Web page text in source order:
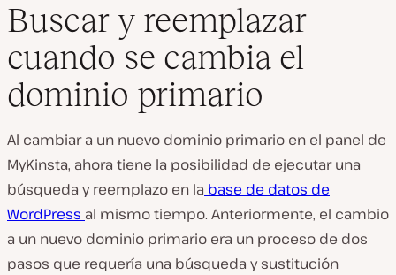
Buscar y reemplazar
cuando se cambia el
dominio primario
Al cambiar a un nuevo dominio primario en el panel de
MyKinsta, ahora tiene la posibilidad de ejecutar una
búsqueda y reemplazo en la base de datos de
WordPress al mismo tiempo. Anteriormente, el cambio
a un nuevo dominio primario era un proceso de dos
pasos que requería una búsqueda y sustitución